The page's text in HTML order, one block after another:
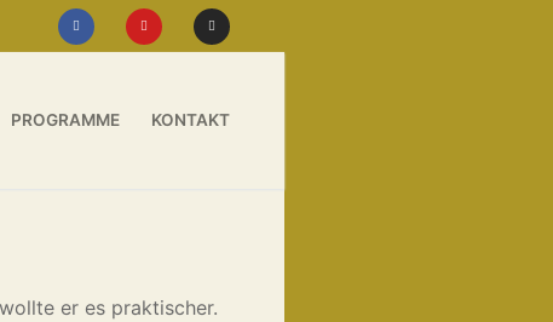
PROGRAMME KONTAKT
er es praktischer.